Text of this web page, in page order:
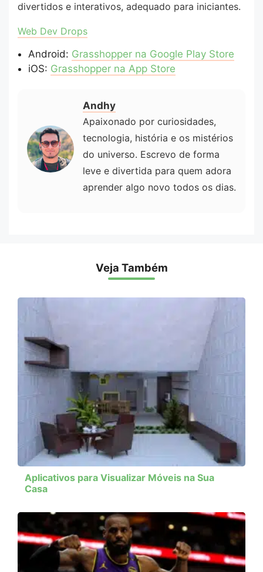
divertidos e interativos, adequado para iniciantes.
Web Dev Drops
Android: Grasshopper na Google Play Store
iOS: Grasshopper na App Store
Andhy
Apaixonado por curiosidades,
tecnologia, história e os mistérios
do universo. Escrevo de forma
leve e divertida para quem adora
aprender algo novo todos os dias.
Veja Também
Aplicativos para Visualizar Móveis na Sua
Casa